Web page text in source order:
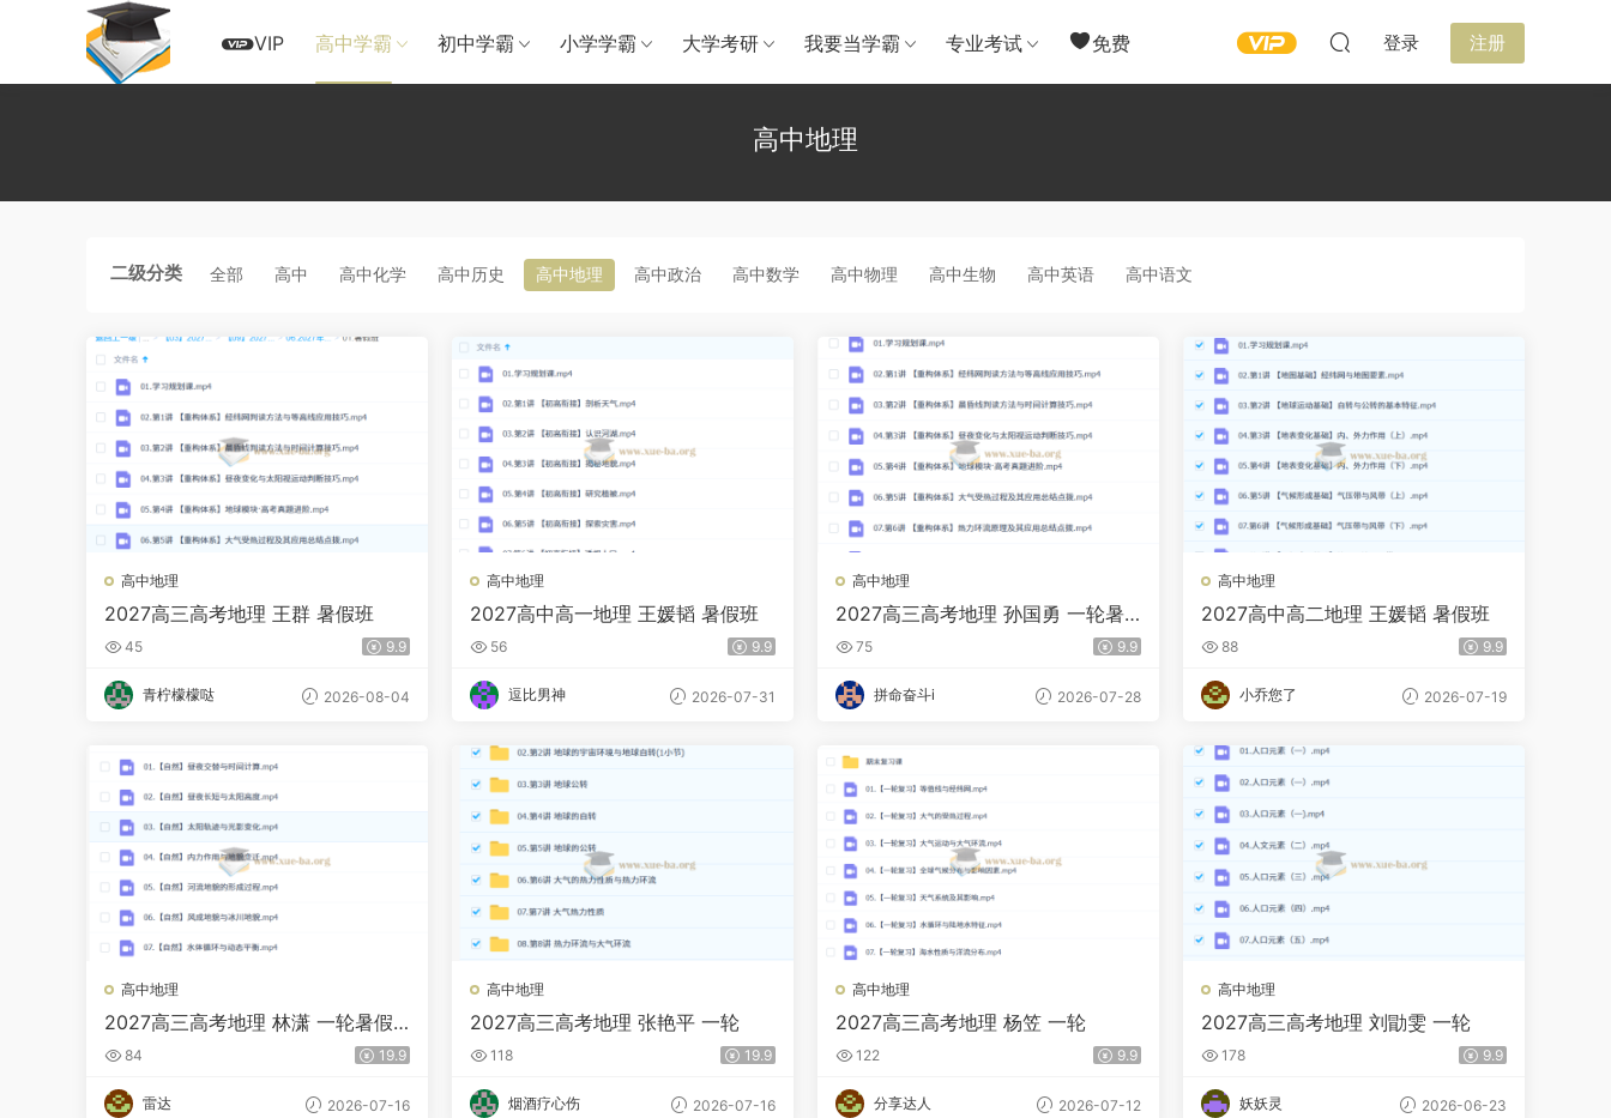
VIP 高中学霸 初中学霸 小学学霸 大学考研 我要当学霸 专业考试 免费 登录 注册
高中地理
二级分类 全部 高中 高中化学 高中历史 高中地理 高中政治 高中数学 高中物理 高中生物 高中英语 高中语文
高中地理
2027高三高考地理 王群 暑假班
45 9.9
青柠檬檬哒 2026-08-04
高中地理
2027高中高一地理 王媛韬 暑假班
56 9.9
逗比男神 2026-07-31
高中地理
2027高三高考地理 孙国勇 一轮暑
假班
75 9.9
拼命奋斗i 2026-07-28
高中地理
2027高中高二地理 王媛韬 暑假班
88 9.9
小乔您了 2026-07-19
高中地理
2027高三高考地理 林潇 一轮暑假
班 84 19.9
雷达 2026-07-16
高中地理
2027高三高考地理 张艳平 一轮
118 19.9
烟酒疗心伤 2026-07-16
高中地理
2027高三高考地理 杨笠 一轮
122 9.9
分享达人 2026-07-12
高中地理
2027高三高考地理 刘勖雯 一轮
178 9.9
妖妖灵 2026-06-23